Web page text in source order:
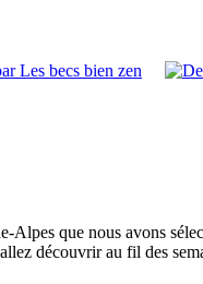
Les becs bien zen
que nous avons
découvrir au fil des